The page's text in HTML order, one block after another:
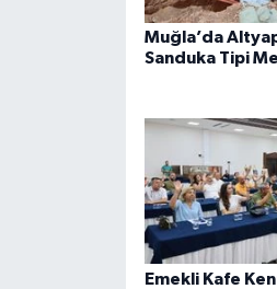
Muğla’da
Sanduka Tipi
Emekli Kafe